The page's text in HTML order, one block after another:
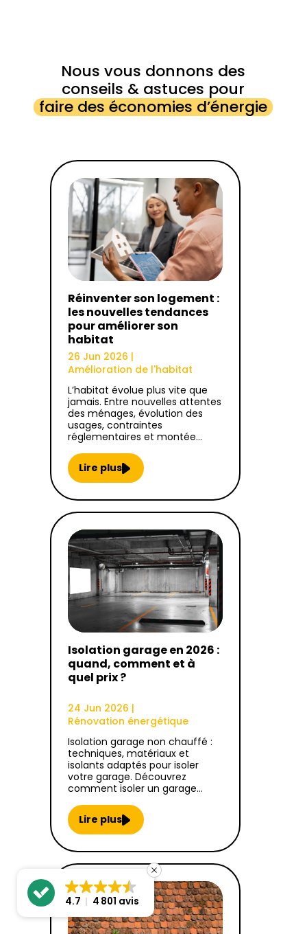
Nous vous donnons des
conseils & astuces pour
faire des économies d’énergie
Réinventer son logement :
les nouvelles tendances
pour améliorer son
habitat
26 Jun 2026 |
Amélioration de l'habitat
L’habitat évolue plus vite que
jamais. Entre nouvelles attentes
des ménages, évolution des
usages, contraintes
réglementaires et montée…
Lire plus
Isolation garage en 2026 :
quand, comment et à
quel prix ?
24 Jun 2026 |
Rénovation énergétique
Isolation garage non chauffé :
techniques, matériaux et
isolants adaptés pour isoler
votre garage. Découvrez
comment isoler un garage…
Lire plus
4.7 4 801 avis